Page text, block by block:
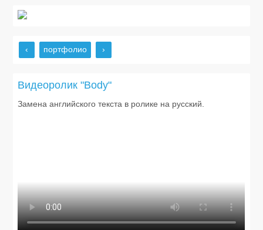
‹ портфолио ›
Видеоролик "Body"
Замена английского текста в ролике на русский.